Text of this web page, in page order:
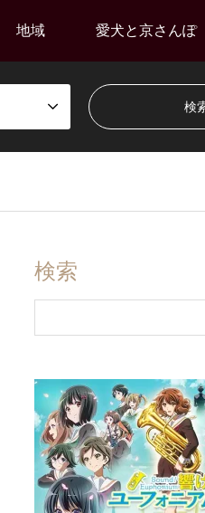
地域 愛犬と京さんぽ
検索